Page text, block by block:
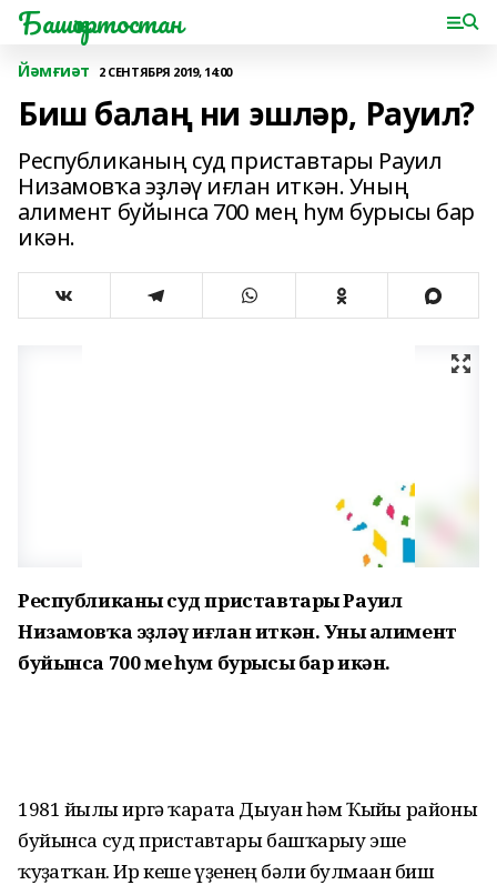
Башҡортостан
Йәмғиәт 2 СЕНТЯБРЯ 2019, 14:00
Биш балаң ни эшләр, Рауил?
Республиканың суд приставтары Рауил
Низамовҡа эҙләү иғлан иткән. Уның
алимент буйынса 700 мең һум бурысы бар
икән.
Республиканың суд приставтары Рауил
Низамовҡа эҙләү иғлан иткән. Уның алимент
буйынса 700 мең һум бурысы бар икән.
1981 йылғы иргә ҡарата Дыуан һәм Ҡыйғы районы
буйынса суд приставтары башҡарыу эше
ҡуҙғатҡан. Ир кеше үҙенең бәлиғ булмаған биш